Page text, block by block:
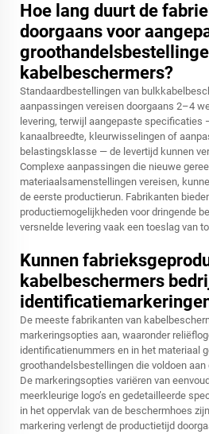
Hoe lang duurt de
doorgaans voor
kabelbeschermers?
Standaardbestellingen van
aanpassingen vereisen doorgaans 2–4
levering, terwijl aangepaste specificaties
kanaalbreedte, kleurwisselingen of
belastingsklasse — de levertijd kunnen
Complexe aanpassingen die nieuwe
materiaalsamenstellingen vereisen,
de eerste productierun. Fabrikanten
productiemogelijkheden voor dringende
versnelde levering vaak een toeslag van
Kunnen
kabelbeschermers
De meeste fabrikanten van
markeringsopties aan, waaronder
identificatienummers en in het materiaal
groothandelsbestellingen die voldoen
De markeringsopties variëren van
meerkleurige logo’s en gedetailleerde
in het oppervlak van de beschermhoes
markering verlengt de productietijd